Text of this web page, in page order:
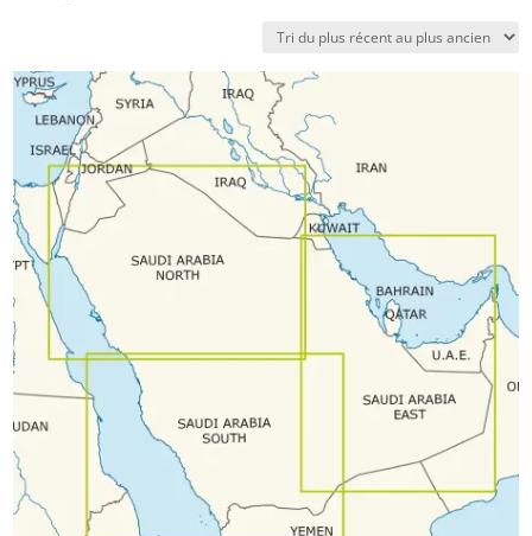
plus
récent
au
plus
ancien